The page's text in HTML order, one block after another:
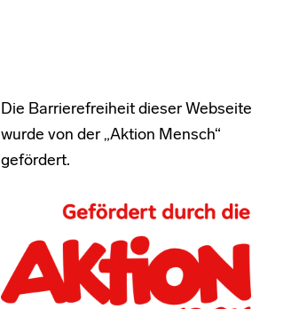
Die Barrierefreiheit dieser Webseite
wurde von der „Aktion Mensch“
gefördert.